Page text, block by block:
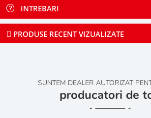
INTREBARI
PRODUSE RECENT VIZUALIZATE
SUNTEM DEALER AUTORIZAT
producatori de